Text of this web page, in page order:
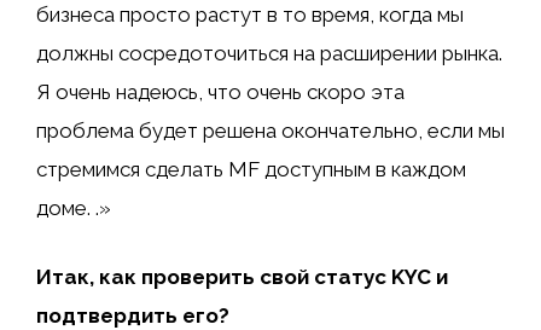
бизнеса просто растут в то время, когда мы
должны сосредоточиться на расширении рынка.
Я очень надеюсь, что очень скоро эта
проблема будет решена окончательно, если мы
стремимся сделать MF доступным в каждом
доме. .»
Итак, как проверить свой статус KYC и
подтвердить его?